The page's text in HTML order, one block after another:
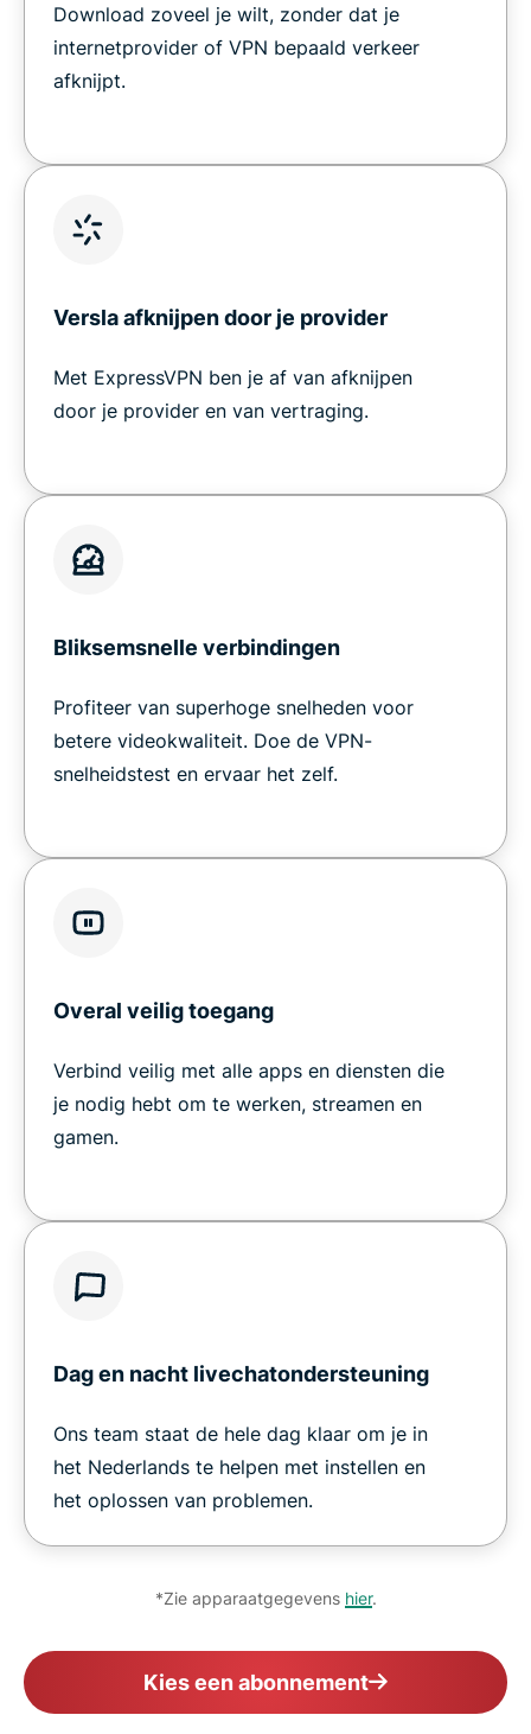
Download zoveel je wilt, zonder dat je
internetprovider of VPN bepaald verkeer
afknijpt.
Versla afknijpen door je provider
Met ExpressVPN ben je af van afknijpen
door je provider en van vertraging.
Bliksemsnelle verbindingen
Profiteer van superhoge snelheden voor
betere videokwaliteit. Doe de VPN-
snelheidstest en ervaar het zelf.
Overal veilig toegang
Verbind veilig met alle apps en diensten die
je nodig hebt om te werken, streamen en
gamen.
Dag en nacht livechatondersteuning
Ons team staat de hele dag klaar om je in
het Nederlands te helpen met instellen en
het oplossen van problemen.
*Zie apparaatgegevens hier.
Kies een abonnement